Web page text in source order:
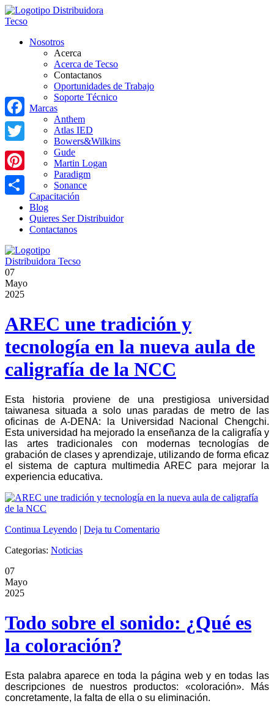
Nosotros
Acerca
Acerca de Tecso
Contactanos
Oportunidades de Trabajo
Soporte Técnico
Marcas
Anthem
Atlas IED
Bowers&Wilkins
Gude
Martin Logan
Paradigm
Sonance
Capacitación
Blog
Quieres Ser Distribuidor
Contactanos
07
Mayo
2025
AREC une tradición y
tecnología en la nueva aula de
caligrafía de la NCC
Esta historia proviene de una prestigiosa universidad
taiwanesa situada a solo unas paradas de metro de las
oficinas de A-DENA: la Universidad Nacional Chengchi.
Esta universidad ha mejorado la enseñanza de la caligrafía y
las artes tradicionales con modernas tecnologías de
grabación de clases y aprendizaje, utilizando de forma eficaz
el sistema de captura multimedia AREC para mejorar la
experiencia educativa.
Continua Leyendo | Deja tu Comentario
Categorias: Noticias
07
Mayo
2025
Todo sobre el sonido: ¿Qué es
la coloración?
Esta palabra aparece en toda la página web y en todas las
descripciones de nuestros productos: «coloración». Más
concretamente, la falta de ella o su eliminación.
Facebook
Twitter
Pinterest
Share